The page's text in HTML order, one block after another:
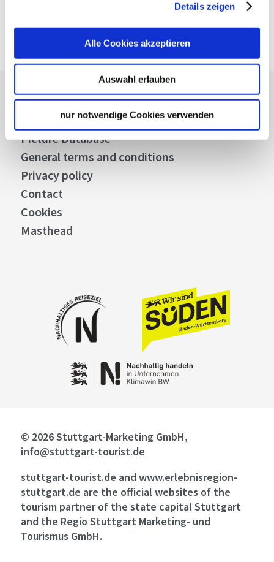
Details zeigen
Alle Cookies akzeptieren
Auswahl erlauben
nur notwendige Cookies verwenden
Press
Stuttgart Convention Bureau
Picture Database
General terms and conditions
Privacy policy
Contact
Cookies
Masthead
© 2026 Stuttgart-Marketing GmbH,
info@stuttgart-tourist.de
stuttgart-tourist.de and www.erlebnisregion-
stuttgart.de are the official websites of the
tourism partner of the state capital Stuttgart
and the Regio Stuttgart Marketing- und
Tourismus GmbH.